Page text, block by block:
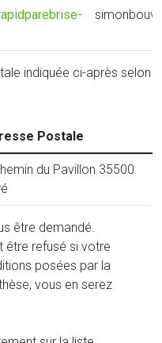
indiquée ci-après selon
Postale
du Pavillon 35500
être demandé.
être refusé si votre
posées par la
vous en serez